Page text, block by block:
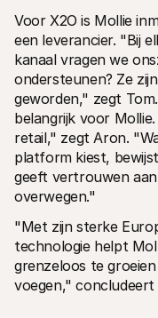
Voor X2O is Mollie
een leverancier. "Bij
kanaal vragen we
ondersteunen? Ze
geworden," zegt
belangrijk voor
retail," zegt Aron.
platform kiest,
geeft vertrouwen
overwegen."
"Met zijn sterke
technologie helpt
grenzeloos te
voegen," concludeert